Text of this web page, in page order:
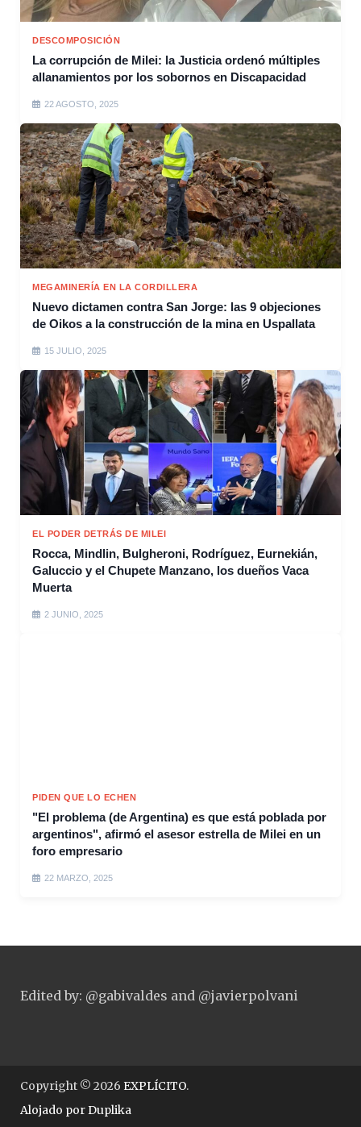
DESCOMPOSICIÓN
La corrupción de Milei: la Justicia ordenó múltiples
allanamientos por los sobornos en Discapacidad
22 AGOSTO, 2025
MEGAMINERÍA EN LA CORDILLERA
Nuevo dictamen contra San Jorge: las 9 objeciones
de Oikos a la construcción de la mina en Uspallata
15 JULIO, 2025
EL PODER DETRÁS DE MILEI
Rocca, Mindlin, Bulgheroni, Rodríguez, Eurnekián,
Galuccio y el Chupete Manzano, los dueños Vaca
Muerta
2 JUNIO, 2025
PIDEN QUE LO ECHEN
"El problema (de Argentina) es que está poblada por
argentinos", afirmó el asesor estrella de Milei en un
foro empresario
22 MARZO, 2025
Edited by: @gabivaldes and @javierpolvani
Copyright © 2026 EXPLÍCITO.
Alojado porDuplika